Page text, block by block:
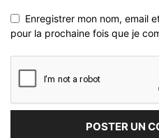
Enregistrer mon nom, email
pour la prochaine fois que je